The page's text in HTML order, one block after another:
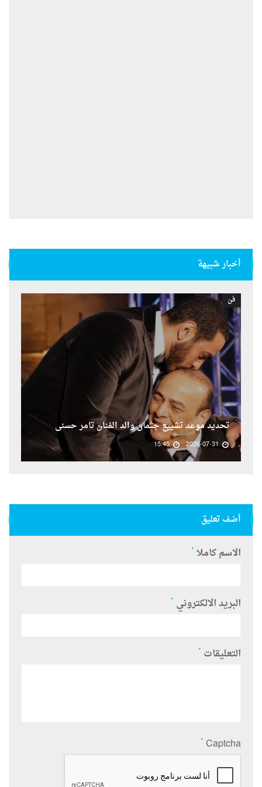
أخبار شبيهة
فن
تحديد موعد تشييع جثمان والد الفنان تامر حسنى
2026-07-31
15:45
أضف تعليق
الاسم كاملا *
البريد الالكتروني *
التعليقات *
Captcha
*